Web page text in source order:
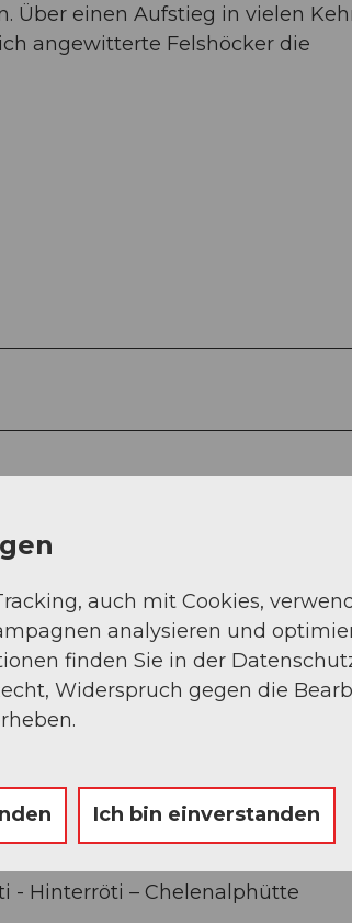
Über einen Aufstieg in vielen
angewitterte Felshöcker die
Dez
- Hinterröti – Chelenalphütte
auch mit Cookies,
analysieren und
finden Sie in der
Widerspruch gegen die
Ich bin einverstanden